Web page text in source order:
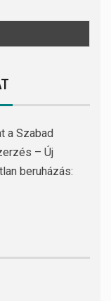
a Szabad
– Új
beruházás: